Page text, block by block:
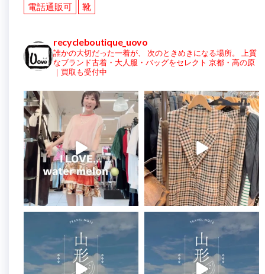
電話通販可
靴
recycleboutique_uovo
誰かの大切だった一着が、 次のときめきになる場所。
上質
なブランド古着・大人服・バッグをセレクト 京都・高の原
｜買取も受付中